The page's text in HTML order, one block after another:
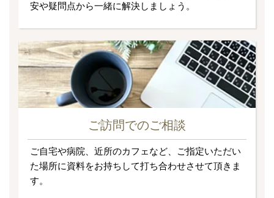
安や疑問点から一緒に解決しましょう。
ご訪問でのご相談
ご自宅や病院、近所のカフェなど、ご指定いただい
た場所に資料をお持ちして打ち合わせさせて頂きま
す。